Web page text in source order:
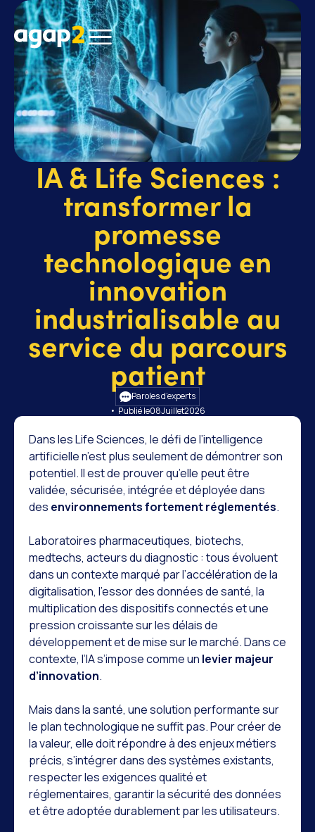
IA & Life Sciences :
transformer la
promesse
technologique en
innovation
industrialisable au
service du parcours
patient
Paroles d’experts
• Publié le08Juillet2026
Dans les Life Sciences, le défi de l’intelligence
artificielle n’est plus seulement de démontrer son
potentiel. Il est de prouver qu’elle peut être
validée, sécurisée, intégrée et déployée dans
des environnements fortement réglementés.
Laboratoires pharmaceutiques, biotechs,
medtechs, acteurs du diagnostic : tous évoluent
dans un contexte marqué par l’accélération de la
digitalisation, l’essor des données de santé, la
multiplication des dispositifs connectés et une
pression croissante sur les délais de
développement et de mise sur le marché. Dans ce
contexte, l’IA s’impose comme un levier majeur
d’innovation.
Mais dans la santé, une solution performante sur
le plan technologique ne suffit pas. Pour créer de
la valeur, elle doit répondre à des enjeux métiers
précis, s’intégrer dans des systèmes existants,
respecter les exigences qualité et
réglementaires, garantir la sécurité des données
et être adoptée durablement par les utilisateurs.